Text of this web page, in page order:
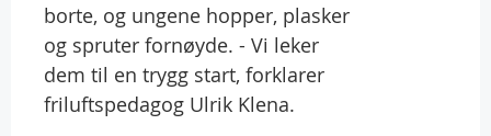
borte, og ungene hopper, plasker
og spruter fornøyde. - Vi leker
dem til en trygg start, forklarer
friluftspedagog Ulrik Klena.